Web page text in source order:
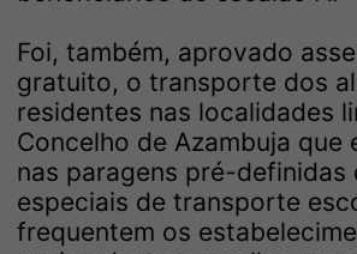
Foi, também, aprovado
gratuito, o transporte dos
residentes nas localidades
Concelho de Azambuja que
nas paragens pré-
especiais de transporte
frequentem os